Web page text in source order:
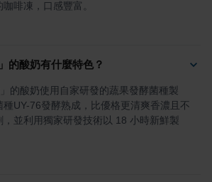
啡凍，口感豐富。
的酸奶有什麼特色？
的酸奶使用自家研發的蔬果發酵菌種製
UY-76發酵熟成，比優格更清爽香濃且不
並利用獨家研發技術以 18 小時新鮮製